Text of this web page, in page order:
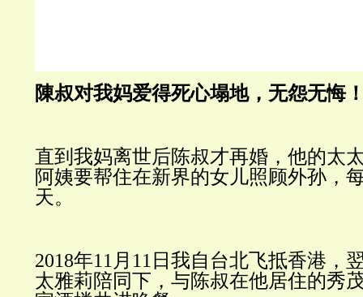
陳叔对我妈爱得死心塌地，无怨无悔
直到我妈离世后陈叔才再婚，他的太
阿姨要帮住在新界的女儿照顾外孙，
天。
2018年11月11日我自台北飞抵香港，
太雅莉陪同下，与陈叔在他居住的秀